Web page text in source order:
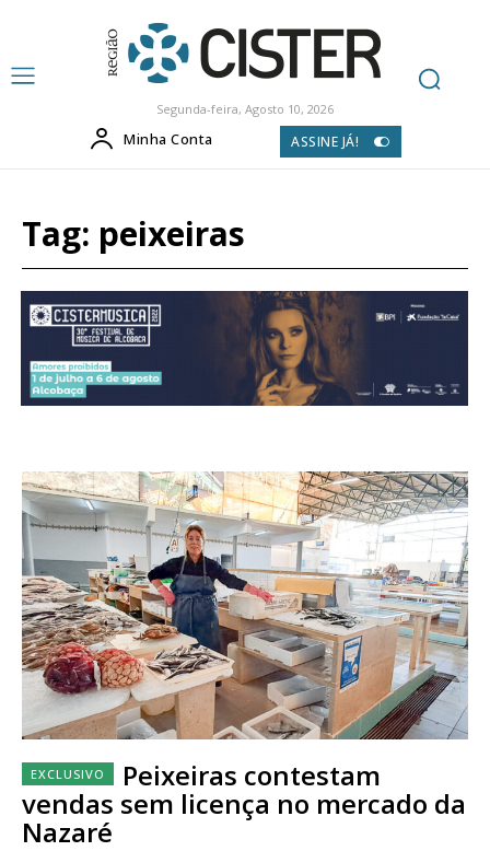
Segunda-feira, Agosto 10, 2026
Minha Conta ASSINE JÁ!
Tag: peixeiras
Peixeiras contestam
vendas sem licença no mercado da
Nazaré